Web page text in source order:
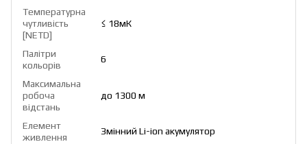
Температурна
чутливість
[NETD]
≤ 18мК
Палітри
кольорів
6
Максимальна
робоча
відстань
до 1300 м
Елемент
живлення
Змінний Lі-іon акумулятор